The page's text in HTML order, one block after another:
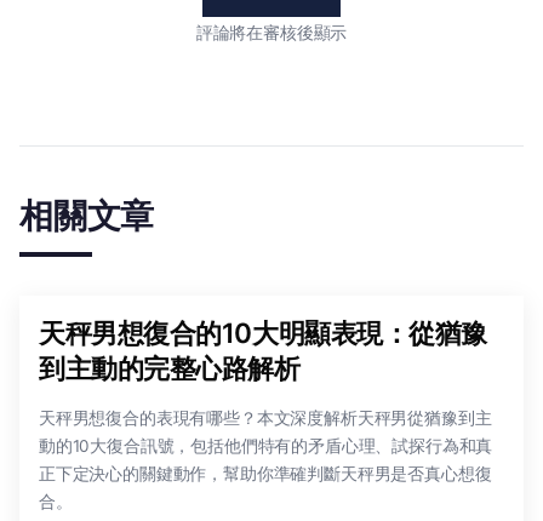
評論將在審核後顯示
相關文章
天秤男想復合的10大明顯表現：從猶豫
到主動的完整心路解析
天秤男想復合的表現有哪些？本文深度解析天秤男從猶豫到主
動的10大復合訊號，包括他們特有的矛盾心理、試探行為和真
正下定決心的關鍵動作，幫助你準確判斷天秤男是否真心想復
合。